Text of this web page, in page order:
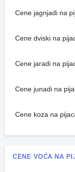
Cene jagnjadi na
Cene dviski na
Cene jaradi na
Cene junadi na
Cene koza na
CENE VOĆA NA